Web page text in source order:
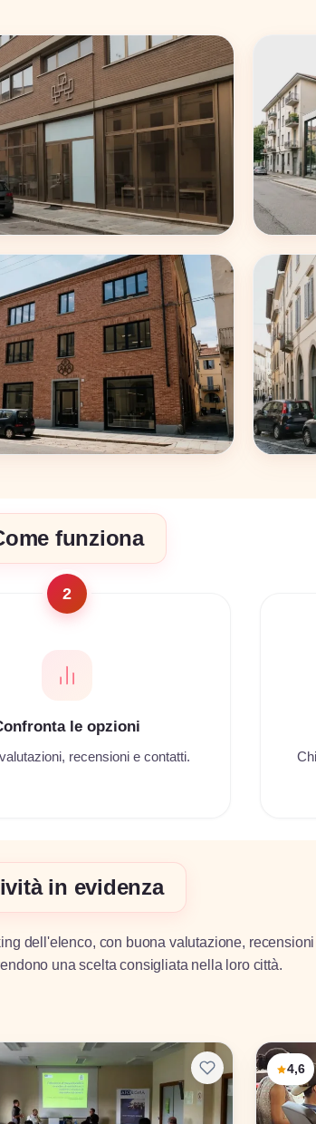
funziona
2
le opzioni
recensioni e contatti.
33
in evidenza
dell'elenco, con buona valutazione,
una scelta consigliata nella loro città.
4,6